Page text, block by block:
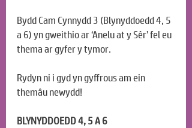
Bydd Cam Cynnydd 3 (Blynyddoedd 4, 5
a 6) yn gweithio ar ‘Anelu at y Sêr’ fel eu
thema ar gyfer y tymor.
Rydyn ni i gyd yn gyffrous am ein
themâu newydd!
BLYNYDDOEDD 4, 5 A 6